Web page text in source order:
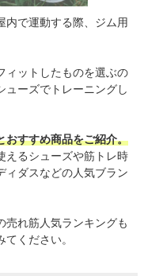
内で運動する際、ジム用
ィットしたものを選ぶの
ューズでトレーニングし
おすすめ商品をご紹介。
えるシューズや筋トレ時
ィダスなどの人気ブラン
売れ筋人気ランキングも
ください。